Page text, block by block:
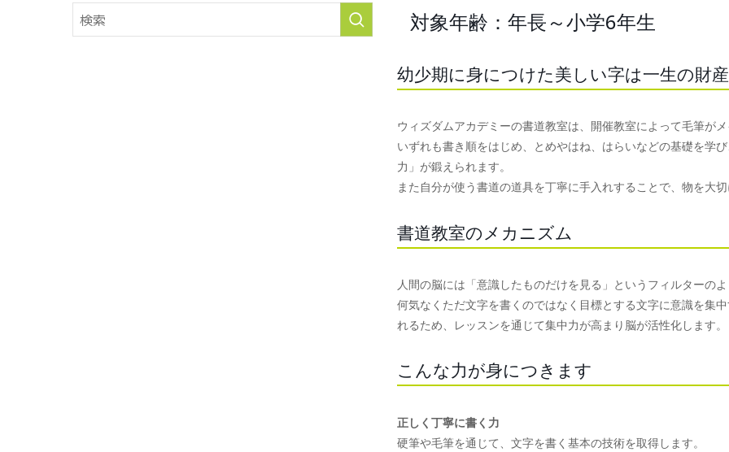
対象年齢：年長～小学6年生
幼少期に身につけた美しい字は一生の財産
ウィズダムアカデミーの書道教室は、開催教室によって毛筆が
いずれも書き順をはじめ、とめやはね、はらいなどの基礎を学
力」が鍛えられます。
また自分が使う書道の道具を丁寧に手入れすることで、物を大
書道教室のメカニズム
人間の脳には「意識したものだけを見る」というフィルターの
何気なくただ文字を書くのではなく目標とする文字に意識を集
れるため、レッスンを通じて集中力が高まり脳が活性化します。
こんな力が身につきます
正しく丁寧に書く力
硬筆や毛筆を通じて、文字を書く基本の技術を取得します。